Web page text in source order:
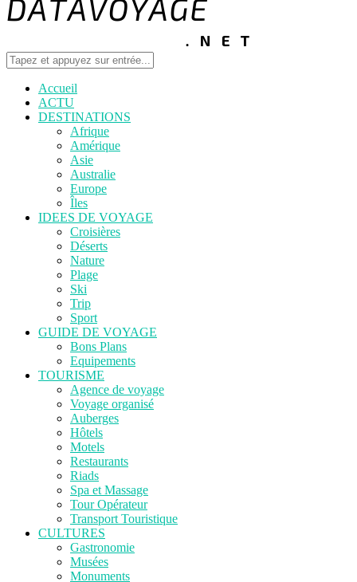
Accueil
ACTU
DESTINATIONS
Afrique
Amérique
Asie
Australie
Europe
Îles
IDEES DE VOYAGE
Croisières
Déserts
Nature
Plage
Ski
Trip
Sport
GUIDE DE VOYAGE
Bons Plans
Equipements
TOURISME
Agence de voyage
Voyage organisé
Auberges
Hôtels
Motels
Restaurants
Riads
Spa et Massage
Tour Opérateur
Transport Touristique
CULTURES
Gastronomie
Musées
Monuments